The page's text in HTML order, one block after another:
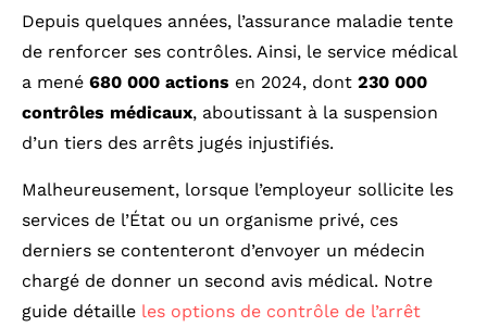
Depuis quelques années, l’assurance maladie tente
de renforcer ses contrôles. Ainsi, le service médical
a mené 680 000 actions en 2024, dont 230 000
contrôles médicaux, aboutissant à la suspension
d’un tiers des arrêts jugés injustifiés.
Malheureusement, lorsque l’employeur sollicite les
services de l’État ou un organisme privé, ces
derniers se contenteront d’envoyer un médecin
chargé de donner un second avis médical. Notre
guide détaille les options de contrôle de l’arrêt